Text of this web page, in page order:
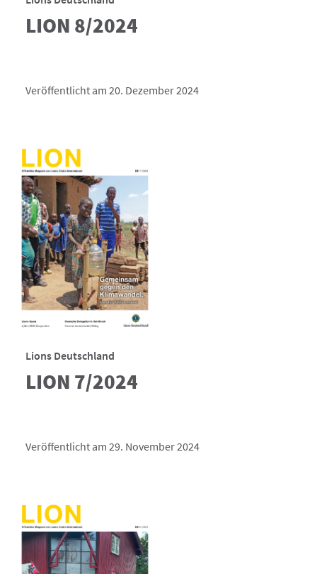
LION 8/2024
Veröffentlicht am 20. Dezember 2024
Lions Deutschland
LION 7/2024
Veröffentlicht am 29. November 2024